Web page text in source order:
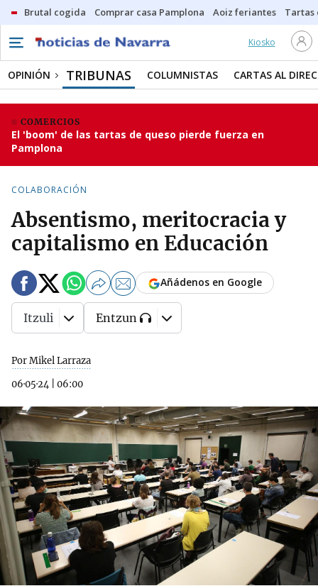
Brutal cogida Comprar casa Pamplona Aoiz feriantes Tartas
Kiosko
OPINIÓN TRIBUNAS COLUMNISTAS CARTAS AL
COMERCIOS
El 'boom' de las tartas de queso pierde fuerza en
Pamplona
COLABORACIÓN
Absentismo, meritocracia y
capitalismo en Educación
Por Mikel Larraza
06·05·24
06:00
Añádenos en Google
Itzuli Entzun